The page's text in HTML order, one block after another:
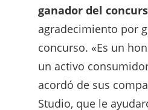
ganador del
agradecimiento por
concurso. «Es un
un activo
acordó de sus
Studio, que le